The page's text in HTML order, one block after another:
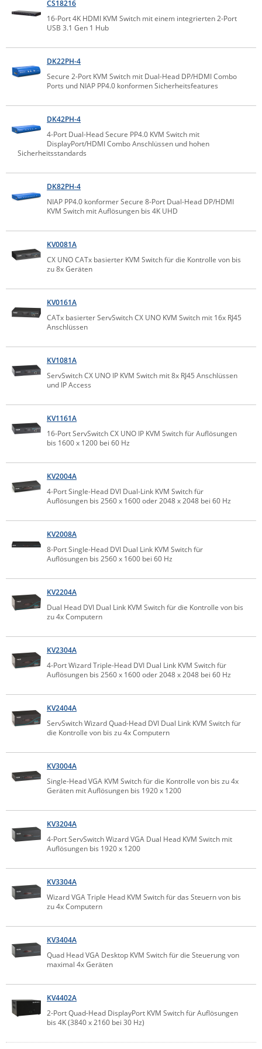
Energiemessung
Energieverteilung
IP, WLAN & GSM Sensorik
IoT - Internet of Things
IPC, Industrielle Netzwerktechnik & WLAN
Industrielle Netzwerktechnik / Kommunikation
Industrielle Computer
Wi-Fi - WLAN - Wireless
IT Netzwerktechnik / Kommunikation
Sonstige
Comet System
CompleTech
Contemporary Controls
Digi
Elsys
Enginko - mcf88
Fokus Technologies
Guntermann & Drunck
HW group
Icron
Kerlink
Kramer Electronics
KVM TEC
Legrand
LigoWave
Milesight
Moxa
Panorama Antennas
PatchSee
Power Kingdom
Poynting
Raritan
Riello UPS
Server Technology
Siretta
SIRIO Antenne
Tactical Software
TEKTELIC
Unwired Networks
Vision
Westermo
Yuasa
News zu unseren Herstellern
CS18216
16-Port 4K HDMI KVM Switch mit einem integrierten 2-Port
USB 3.1 Gen 1 Hub
DK22PH-4
Secure 2-Port KVM Switch mit Dual-Head DP/HDMI Combo
Ports und NIAP PP4.0 konformen Sicherheitsfeatures
DK42PH-4
4-Port Dual-Head Secure PP4.0 KVM Switch mit
DisplayPort/HDMI Combo Anschlüssen und hohen
Sicherheitsstandards
DK82PH-4
NIAP PP4.0 konformer Secure 8-Port Dual-Head DP/HDMI
KVM Switch mit Auflösungen bis 4K UHD
KV0081A
CX UNO CATx basierter KVM Switch für die Kontrolle von bis
zu 8x Geräten
KV0161A
CATx basierter ServSwitch CX UNO KVM Switch mit 16x RJ45
Anschlüssen
KV1081A
ServSwitch CX UNO IP KVM Switch mit 8x RJ45 Anschlüssen
und IP Access
KV1161A
16-Port ServSwitch CX UNO IP KVM Switch für Auflösungen
bis 1600 x 1200 bei 60 Hz
KV2004A
4-Port Single-Head DVI Dual-Link KVM Switch für
Auflösungen bis 2560 x 1600 oder 2048 x 2048 bei 60 Hz
KV2008A
8-Port Single-Head DVI Dual Link KVM Switch für
Auflösungen bis 2560 x 1600 bei 60 Hz
KV2204A
Dual Head DVI Dual Link KVM Switch für die Kontrolle von bis
zu 4x Computern
KV2304A
4-Port Wizard Triple-Head DVI Dual Link KVM Switch für
Auflösungen bis 2560 x 1600 oder 2048 x 2048 bei 60 Hz
KV2404A
ServSwitch Wizard Quad-Head DVI Dual Link KVM Switch für
die Kontrolle von bis zu 4x Computern
KV3004A
Single-Head VGA KVM Switch für die Kontrolle von bis zu 4x
Geräten mit Auflösungen bis 1920 x 1200
KV3204A
4-Port ServSwitch Wizard VGA Dual Head KVM Switch mit
Auflösungen bis 1920 x 1200
KV3304A
Wizard VGA Triple Head KVM Switch für das Steuern von bis
zu 4x Computern
KV3404A
Quad Head VGA Desktop KVM Switch für die Steuerung von
maximal 4x Geräten
KV4402A
2-Port Quad-Head DisplayPort KVM Switch für Auflösungen
bis 4K (3840 x 2160 bei 30 Hz)